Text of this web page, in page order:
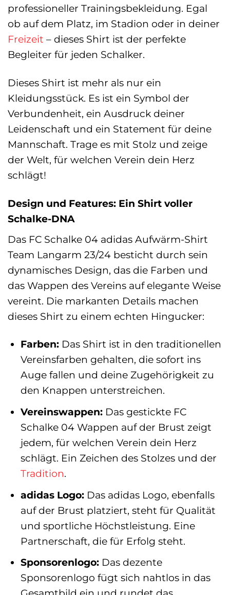
professioneller Trainingsbekleidung. Egal
ob auf dem Platz, im Stadion oder in deiner
Freizeit – dieses Shirt ist der perfekte
Begleiter für jeden Schalker.
Dieses Shirt ist mehr als nur ein
Kleidungsstück. Es ist ein Symbol der
Verbundenheit, ein Ausdruck deiner
Leidenschaft und ein Statement für deine
Mannschaft. Trage es mit Stolz und zeige
der Welt, für welchen Verein dein Herz
schlägt!
Design und Features: Ein Shirt voller
Schalke-DNA
Das FC Schalke 04 adidas Aufwärm-Shirt
Team Langarm 23/24 besticht durch sein
dynamisches Design, das die Farben und
das Wappen des Vereins auf elegante Weise
vereint. Die markanten Details machen
dieses Shirt zu einem echten Hingucker:
Farben:Das Shirt ist in den traditionellen
Vereinsfarben gehalten, die sofort ins
Auge fallen und deine Zugehörigkeit zu
den Knappen unterstreichen.
Vereinswappen:Das gestickte FC
Schalke 04 Wappen auf der Brust zeigt
jedem, für welchen Verein dein Herz
schlägt. Ein Zeichen des Stolzes und der
Tradition.
adidas Logo:Das adidas Logo, ebenfalls
auf der Brust platziert, steht für Qualität
und sportliche Höchstleistung. Eine
Partnerschaft, die für Erfolg steht.
Sponsorenlogo:Das dezente
Sponsorenlogo fügt sich nahtlos in das